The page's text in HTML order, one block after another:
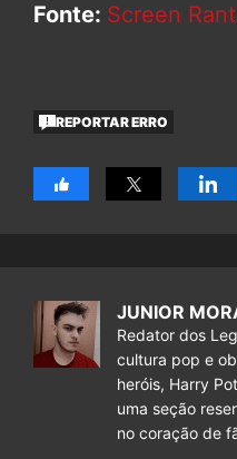
Fonte: Screen Rant
REPORTAR ERRO
JUNIOR
Redator dos
cultura pop e
heróis, Harry
uma seção
no coração de